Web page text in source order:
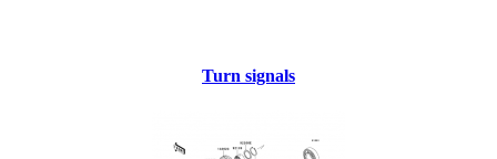
Turn signals